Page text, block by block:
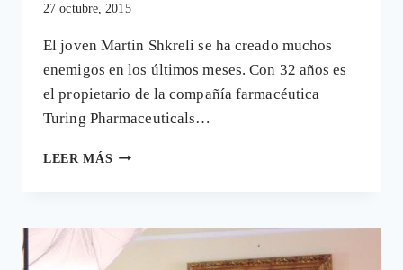
27 octubre, 2015
El joven Martin Shkreli se ha creado muchos
enemigos en los últimos meses. Con 32 años es
el propietario de la compañía farmacéutica
Turing Pharmaceuticals…
LEER MÁS LA
LOS
LOBOS